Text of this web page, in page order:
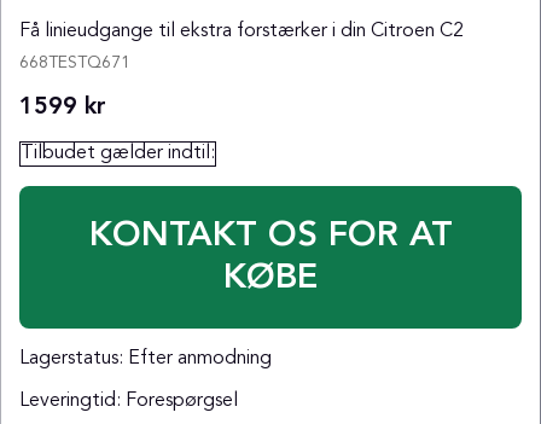
Få linieudgange til ekstra forstærker i din Citroen C2
668TESTQ671
1599 kr
Tilbudet gælder indtil:
KONTAKT OS FOR AT
KØBE
Lagerstatus: Efter anmodning
Leveringtid: Forespørgsel